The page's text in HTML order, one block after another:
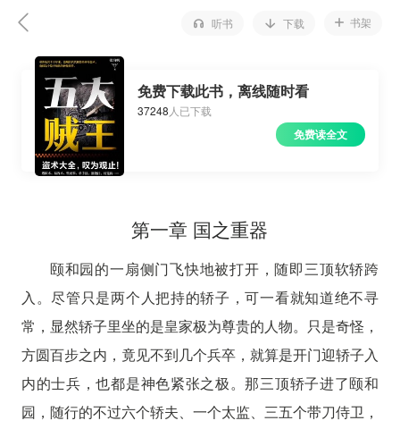
听书 下载 书架
免费下载此书，离线随时看
37248 人已下载
免费读全文
第一章 国之重器
颐和园的一扇侧门飞快地被打开，随即三顶软轿跨
入。尽管只是两个人把持的轿子，可一看就知道绝不寻
常，显然轿子里坐的是皇家极为尊贵的人物。只是奇怪，
方圆百步之内，竟见不到几个兵卒，就算是开门迎轿子入
内的士兵，也都是神色紧张之极。那三顶轿子进了颐和
园，随行的不过六个轿夫、一个太监、三五个带刀侍卫，